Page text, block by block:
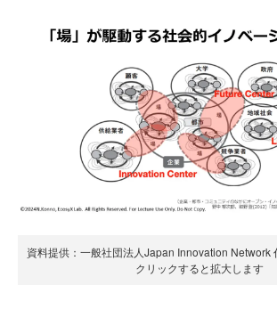
資料提供：一般社団法人Japan Innovation Network
クリックすると拡大します